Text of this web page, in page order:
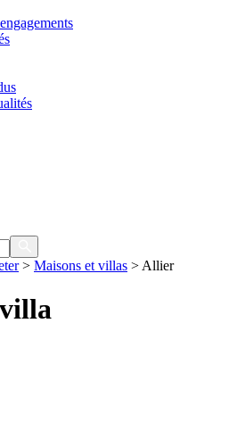
> Maisons et villas > Allier